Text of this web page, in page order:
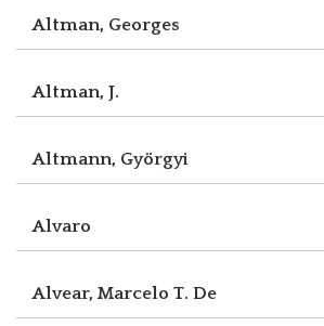
Altman, Georges
Altman, J.
Altmann, Györgyi
Alvaro
Alvear, Marcelo T. De